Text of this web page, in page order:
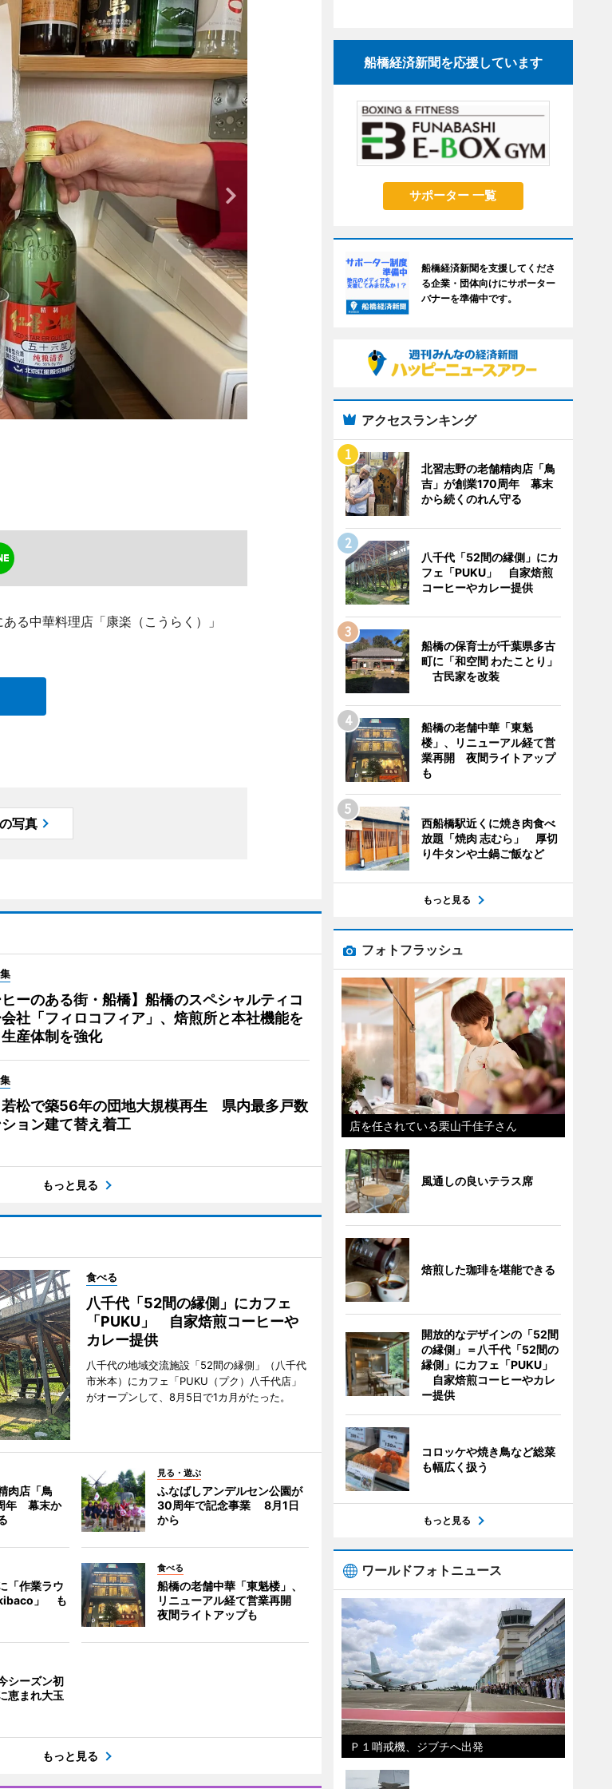
る中華料理店「康楽（こうらく）」
写真
ヒーのある街・船橋】船橋のスペシャルティコ
社「フィロコフィア」、焙煎所と本社機能を
産体制を強化
松で築56年の団地大規模再生 県内最多戸数
ョン建て替え着工
もっと見る
食べる
八千代「52間の縁側」にカフェ
「PUKU」 自家焙煎コーヒーや
カレー提供
八千代の地域交流施設「52間の縁側」（八千代
市米本）にカフェ「PUKU（プク）八千代店」
がオープンして、8月5日で1カ月がたった。
肉店「鳥
年 幕末か
見る・遊ぶ
ふなばしアンデルセン公園が
30周年で記念事業 8月1日
から
「作業ラウ
kibaco」 も
食べる
船橋の老舗中華「東魁楼」、
リニューアル経て営業再開
夜間ライトアップも
シーズン初
恵まれ大玉
もっと見る
船橋経済新聞を応援しています
サポーター 一覧
船橋経済新聞を支援してくださ
る企業・団体向けにサポーター
バナーを準備中です。
アクセスランキング
北習志野の老舗精肉店「鳥
吉」が創業170周年 幕末
から続くのれん守る
八千代「52間の縁側」にカ
フェ「PUKU」 自家焙煎
コーヒーやカレー提供
船橋の保育士が千葉県多古
町に「和空間 わたことり」
古民家を改装
船橋の老舗中華「東魁
楼」、リニューアル経て営
業再開 夜間ライトアップ
も
西船橋駅近くに焼き肉食べ
放題「焼肉 志むら」 厚切
り牛タンや土鍋ご飯など
もっと見る
フォトフラッシュ
店を任されている栗山千佳子さん
風通しの良いテラス席
焙煎した珈琲を堪能できる
開放的なデザインの「52間
の縁側」＝八千代「52間の
縁側」にカフェ「PUKU」
自家焙煎コーヒーやカレ
ー提供
コロッケや焼き鳥など総菜
も幅広く扱う
もっと見る
ワールドフォトニュース
Ｐ１哨戒機、ジブチへ出発